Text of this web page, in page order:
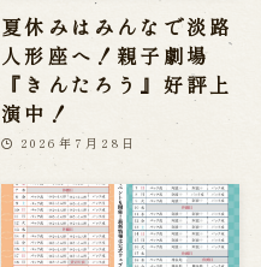
夏休みはみんなで淡路
人形座へ！親子劇場
『きんたろう』好評上
演中！
2026年7月28日